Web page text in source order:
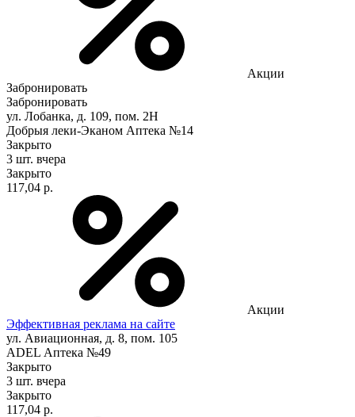
Акции
Забронировать
Забронировать
ул. Лобанка, д. 109, пом. 2Н
Добрыя леки-Эканом Аптека №14
Закрыто
3 шт. вчера
Закрыто
117,04 р.
Акции
Эффективная реклама на сайте
ул. Авиационная, д. 8, пом. 105
ADEL Аптека №49
Закрыто
3 шт. вчера
Закрыто
117,04 р.